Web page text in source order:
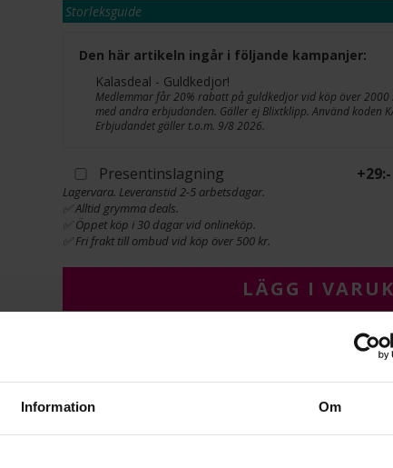
Information Om
Storleksguide
Den här artikeln ingår i följande kampanjer:
Kalasdeal - Guldkedjor!
Medlemmar får 20% rabatt på guldkedjor vid köp över
med andra erbjudanden. Gäller ej Blixtklipp. Använd koden
Erbjudandet gäller t.o.m. 9/8 2026.
Presentinslagning +29:-
Lagervara. Leveranstid 2-5 arbetsdagar.
✅ Alltid grymma deals.
✅ Öppet köp i 30 dagar vid onlineköp.
✅ Fri frakt till ombud vid köp över 500 kr.
LÄGG I
BREDD CA (MM)
HÖJD CA (MM)
5